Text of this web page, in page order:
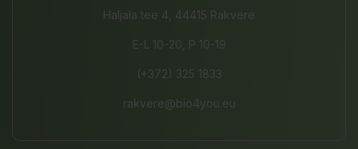
Haljala tee 4, 44415 Rakvere
E-L 10-20, P 10-19
(+372) 325 1833
rakvere@bio4you.eu